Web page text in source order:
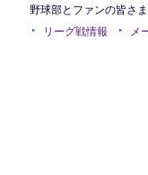
野球部とファンの皆さ
リーグ戦情報
メ